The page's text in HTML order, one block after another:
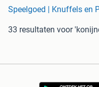
Speelgoed | Knuffels en
33 resultaten voor